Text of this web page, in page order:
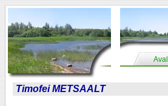
Timofei METSAALT